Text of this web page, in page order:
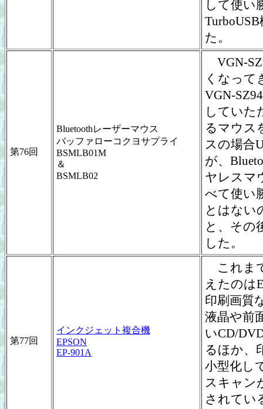
して使い
た。
第76回
Bluetoothレーザーマウス
バッファローコクヨサプライ
BSMLB01M
＆
BSMLB02
VGN-
くなって
VGN-
していた
るマウス
スの場合
が、
ヤレスマ
べて使い
とはない
と、その
した。
第77回
インクジェット複合機
EPSON
EP-901A
これま
えたのは
印刷画質
液晶や前
いCD/
るほか、
小型化し
スキャン
されてい